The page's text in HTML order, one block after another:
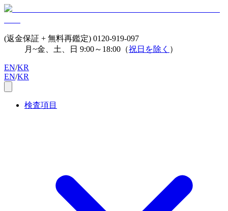
(返金保証 + 無料再鑑定) 0120-919-097
月~金、土、日 9:00～18:00（祝日を除く ）
EN/KR
EN/KR
検査項目